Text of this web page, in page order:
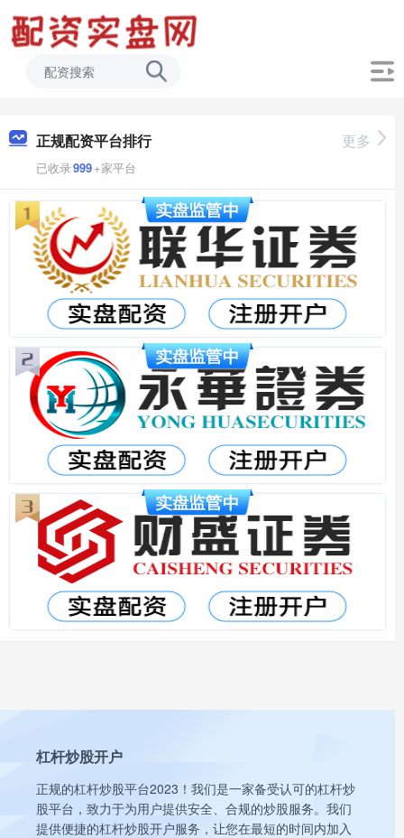
正规配资平台排行
已收录999+家平台
更多
杠杆炒股开户
正规的杠杆炒股平台2023！我们是一家备受认可的杠杆炒
股平台，致力于为用户提供安全、合规的炒股服务。我们
提供便捷的杠杆炒股开户服务，让您在最短的时间内加入